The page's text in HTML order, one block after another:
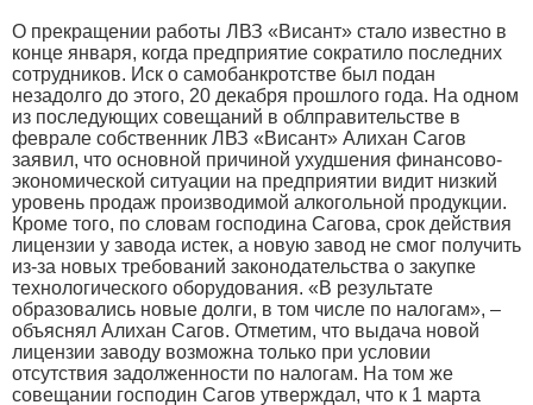
О прекращении работы ЛВЗ «Висант» стало известно в
конце января, когда предприятие сократило последних
сотрудников. Иск о самобанкротстве был подан
незадолго до этого, 20 декабря прошлого года. На одном
из последующих совещаний в облправительстве в
феврале собственник ЛВЗ «Висант» Алихан Сагов
заявил, что основной причиной ухудшения финансово-
экономической ситуации на предприятии видит низкий
уровень продаж производимой алкогольной продукции.
Кроме того, по словам господина Сагова, срок действия
лицензии у завода истек, а новую завод не смог получить
из-за новых требований законодательства о закупке
технологического оборудования. «В результате
образовались новые долги, в том числе по налогам», –
объяснял Алихан Сагов. Отметим, что выдача новой
лицензии заводу возможна только при условии
отсутствия задолженности по налогам. На том же
совещании господин Сагов утверждал, что к 1 марта